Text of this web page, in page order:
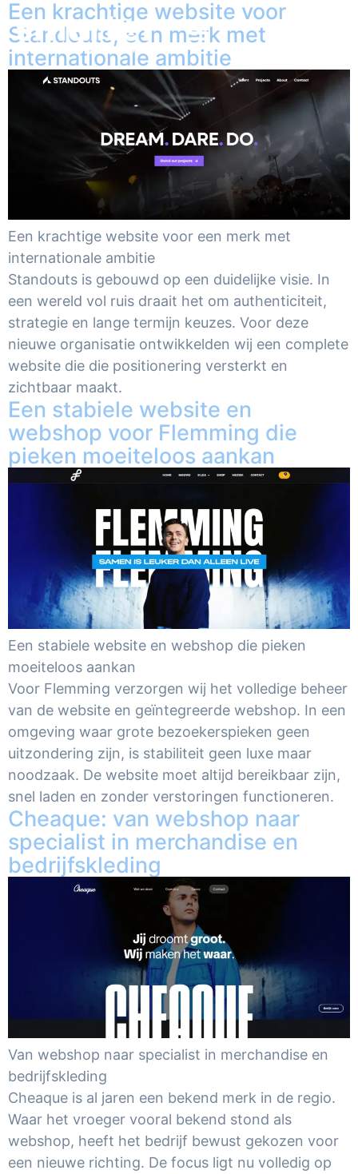
Een krachtige website voor
Standouts, een merk met
internationale ambitie
Een krachtige website voor een merk met
internationale ambitie
Standouts is gebouwd op een duidelijke visie. In
een wereld vol ruis draait het om authenticiteit,
strategie en lange termijn keuzes. Voor deze
nieuwe organisatie ontwikkelden wij een complete
website die die positionering versterkt en
zichtbaar maakt.
Een stabiele website en
webshop voor Flemming die
pieken moeiteloos aankan
Een stabiele website en webshop die pieken
moeiteloos aankan
Voor Flemming verzorgen wij het volledige beheer
van de website en geïntegreerde webshop. In een
omgeving waar grote bezoekerspieken geen
uitzondering zijn, is stabiliteit geen luxe maar
noodzaak. De website moet altijd bereikbaar zijn,
snel laden en zonder verstoringen functioneren.
Cheaque: van webshop naar
specialist in merchandise en
bedrijfskleding
Van webshop naar specialist in merchandise en
bedrijfskleding
Cheaque is al jaren een bekend merk in de regio.
Waar het vroeger vooral bekend stond als
webshop, heeft het bedrijf bewust gekozen voor
een nieuwe richting. De focus ligt nu volledig op